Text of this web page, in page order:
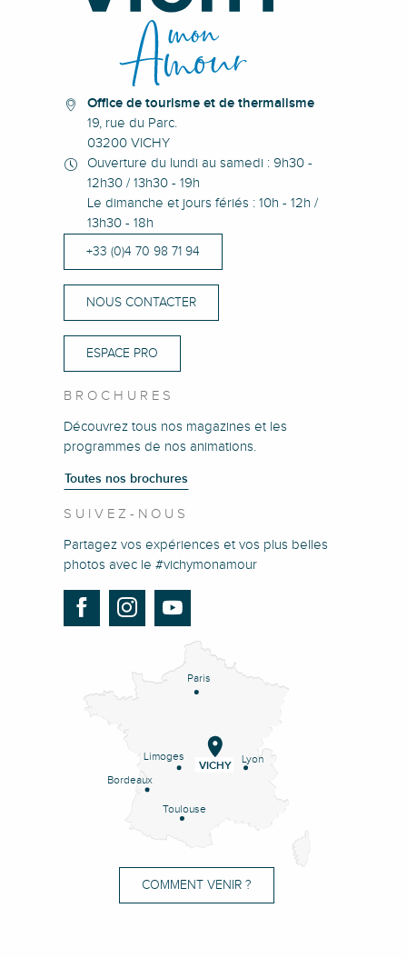
Office de tourisme et de thermalisme
19, rue du Parc.
03200 VICHY
Ouverture du lundi au samedi : 9h30 -
12h30 / 13h30 - 19h
Le dimanche et jours fériés : 10h - 12h /
13h30 - 18h
+33 (0)4 70 98 71 94
NOUS CONTACTER
ESPACE PRO
BROCHURES
Découvrez tous nos magazines et les
programmes de nos animations.
Toutes nos brochures
SUIVEZ-NOUS
Partagez vos expériences et vos plus belles
photos avec le #vichymonamour
Paris
Lyon
Limoges
Bordeaux
Toulouse
VICHY
COMMENT VENIR ?